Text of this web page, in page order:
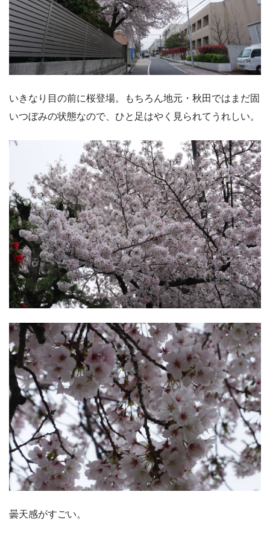
いきなり目の前に桜登場。もちろん地元・秋田ではまだ固
いつぼみの状態なので、ひと足はやく見られてうれしい。
曇天感がすごい。